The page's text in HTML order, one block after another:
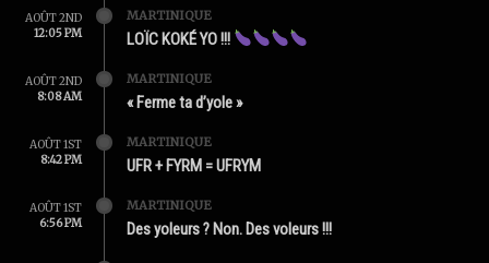
AOÛT 2ND
12:05 PM
MARTINIQUE
LOÏC KOKÉ YO !!!
AOÛT 2ND
8:08 AM
MARTINIQUE
« Ferme ta d’yole »
AOÛT 1ST
8:42 PM
MARTINIQUE
UFR + FYRM = UFRYM
AOÛT 1ST
6:56 PM
MARTINIQUE
Des yoleurs ? Non. Des voleurs !!!